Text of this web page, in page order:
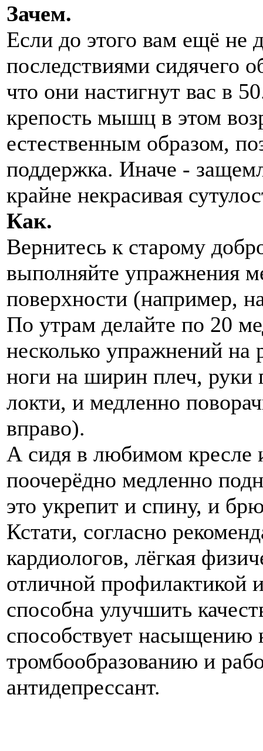
Зачем.
Если до этого вам ещё не
последствиями сидячего
что они настигнут вас в
крепость мышц в этом
естественным образом,
поддержка. Иначе -
крайне некрасивая
Как.
Вернитесь к старому
выполняйте упражнения
поверхности (например,
По утрам делайте по 20
несколько упражнений на
ноги на ширин плеч, руки
локти, и медленно
вправо).
А сидя в любимом кресле
поочерёдно медленно
это укрепит и спину, и
Кстати, согласно
кардиологов, лёгкая
отличной профилактикой
способна улучшить
способствует насыщению
тромбообразованию и
антидепрессант.